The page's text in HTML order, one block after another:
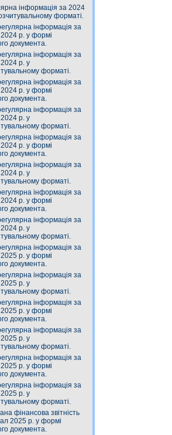
інформація за 2024
форматі.
інформація за
р. у формі
документа.
інформація за
р. у
форматі.
інформація за
р. у формі
документа.
інформація за
р. у
форматі.
інформація за
р. у формі
документа.
інформація за
р. у
форматі.
інформація за
р. у формі
документа.
інформація за
р. у
форматі.
інформація за
р. у формі
документа.
інформація за
р. у
форматі.
інформація за
р. у формі
документа.
інформація за
р. у
форматі.
інформація за
р. у формі
документа.
інформація за
р. у
форматі.
фінансова звітність
2025 р. у формі
документа.